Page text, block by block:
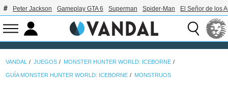
Peter Jackson Gameplay GTA 6 Superman Spider-Man El Señor de los
VANDAL JUEGOS MONSTER HUNTER WORLD: ICEBORNE
GUÍA MONSTER HUNTER WORLD: ICEBORNE MONSTRUOS